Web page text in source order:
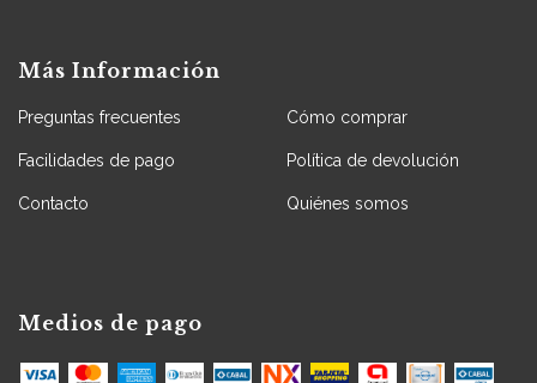
Más Información
Preguntas frecuentes Cómo comprar
Facilidades de pago Política de devolución
Contacto Quiénes somos
Medios de pago